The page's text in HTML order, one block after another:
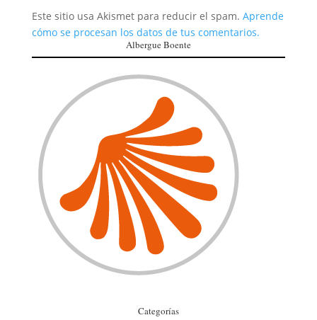
Este sitio usa Akismet para reducir el spam. Aprende
cómo se procesan los datos de tus comentarios.
Albergue Boente
Categorías